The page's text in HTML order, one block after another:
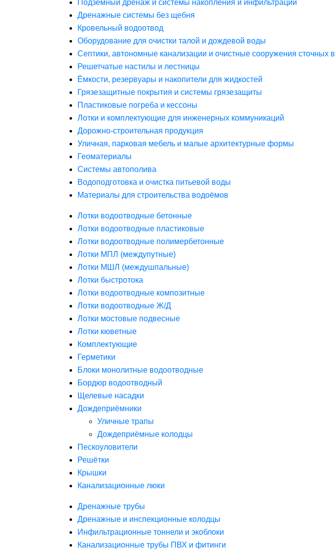
Подземный дренаж и системы накопления и инфильтрации
Дренажные системы без щебня
Кровельный водоотвод
Оборудование для очистки талой и дождевой воды
Септики, автономные канализации и очистные сооружения сточных в
Решетчатые настилы и лестницы
Ёмкости, резервуары и накопители для жидкостей
Грязезащитные покрытия и системы грязезащиты
Пластиковые погреба и кессоны
Лотки и комплектующие для инженерных коммуникаций
Дорожно-строительная продукция
Уличная, парковая мебель и малые архитектурные формы
Геоматериалы
Системы автополива
Водоподготовка и очистка питьевой воды
Материалы для строительства водоёмов
Лотки водоотводные бетонные
Лотки водоотводные пластиковые
Лотки водоотводные полимербетонные
Лотки МПЛ (междупутные)
Лотки МШЛ (междушпальные)
Лотки быстротока
Лотки водоотводные композитные
Лотки водоотводные Ж/Д
Лотки мостовые подвесные
Лотки кюветные
Комплектующие
Герметики
Блоки монолитные водоотводные
Бордюр водоотводный
Щелевые насадки
Дождеприёмники
Уличные трапы
Дождеприёмные колодцы
Пескоуловители
Решётки
Крышки
Канализационные люки
Дренажные трубы
Дренажные и инспекционные колодцы
Инфильтрационные тоннели и экоблоки
Канализационные трубы ПВХ и фитинги